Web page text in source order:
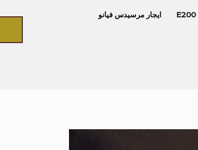
ايجار مرسيدس فيانو